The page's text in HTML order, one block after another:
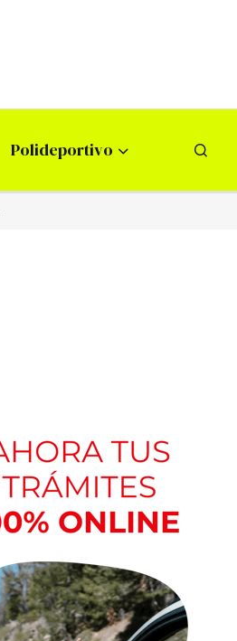
Polideportivo